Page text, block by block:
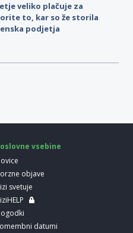
veliko plačuje za
to, kar so že storila
podjetja
vsebine
objave
svetuje
datumi